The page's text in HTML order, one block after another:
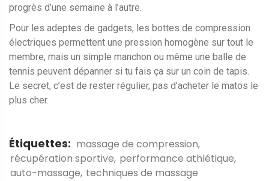
progrès d’une semaine à l’autre.
Pour les adeptes de gadgets, les bottes de compression
électriques permettent une pression homogène sur tout le
membre, mais un simple manchon ou même une balle de
tennis peuvent dépanner si tu fais ça sur un coin de tapis.
Le secret, c’est de rester régulier, pas d’acheter le matos le
plus cher.
Étiquettes: massage de compression
récupération sportive performance athlétique
auto-massage techniques de massage